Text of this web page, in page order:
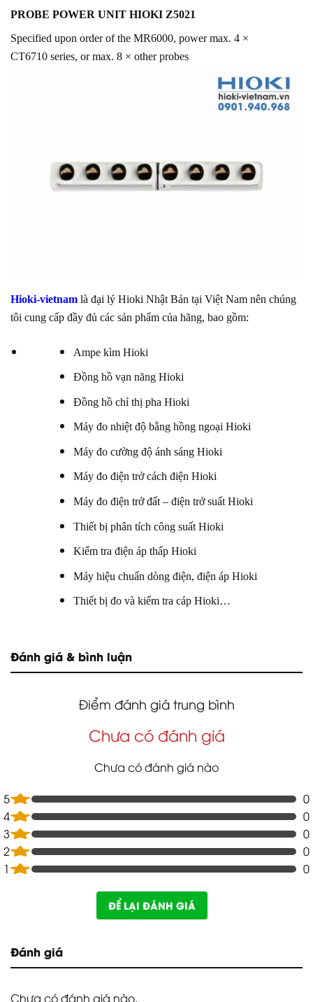
PROBE POWER UNIT HIOKI Z5021
Specified upon order of the MR6000, power max. 4 ×
CT6710 series, or max. 8 × other probes
Hioki-vietnam là đại lý Hioki Nhật Bản tại Việt Nam nên chúng
tôi cung cấp đầy đủ các sản phẩm của hãng, bao gồm:
Ampe kìm Hioki
Đồng hồ vạn năng Hioki
Đồng hồ chỉ thị pha Hioki
Máy đo nhiệt độ bằng hồng ngoại Hioki
Máy đo cường độ ánh sáng Hioki
Máy đo điện trở cách điện Hioki
Máy đo điện trở đất – điện trở suất Hioki
Thiết bị phân tích công suất Hioki
Kiểm tra điện áp thấp Hioki
Máy hiệu chuẩn dòng điện, điện áp Hioki
Thiết bị đo và kiểm tra cáp Hioki…
Đánh giá & bình luận
Điểm đánh giá trung bình
Chưa có đánh giá
Chưa có đánh giá nào
5
0
4
0
3
0
2
0
1
0
ĐỂ LẠI ĐÁNH GIÁ
Đánh giá
Chưa có đánh giá nào.